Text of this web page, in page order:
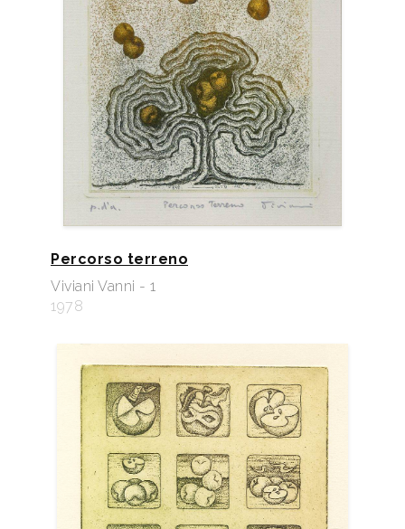
Percorso terreno
Viviani Vanni - 1
1978